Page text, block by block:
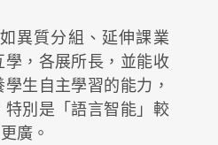
異質分組、延伸課業
，各展所長，並能收
生自主學習的能力，
別是「語言智能」較
廣。